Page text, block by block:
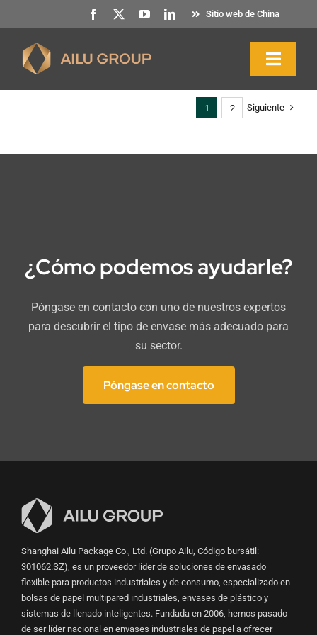
al
contenido
Sitio web de China
Recursos
1 2 Siguiente
¿Cómo podemos ayudarle?
Póngase en contacto con uno de nuestros expertos
para descubrir el tipo de envase más adecuado para
su sector.
Póngase en contacto
Shanghai Ailu Package Co., Ltd. (Grupo Ailu, Código bursátil:
301062.SZ), es un proveedor líder de soluciones de envasado
flexible para productos industriales y de consumo, especializado en
bolsas de papel multipared industriales, envases de plástico y
sistemas de llenado inteligentes. Fundada en 2006, hemos pasado
de ser líder nacional en envases industriales de papel a ofrecer